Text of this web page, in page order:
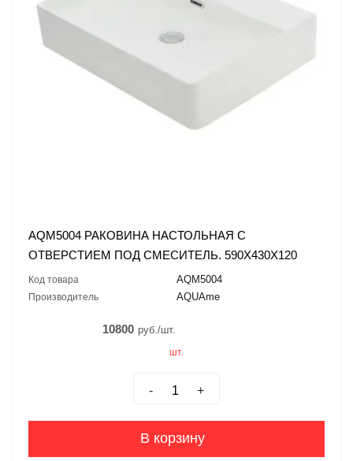
AQM5004 РАКОВИНА НАСТОЛЬНАЯ С
ОТВЕРСТИЕМ ПОД СМЕСИТЕЛЬ. 590Х430Х120
Код товара AQM5004
Производитель AQUAme
10800 руб./шт.
шт.
- +
В корзину